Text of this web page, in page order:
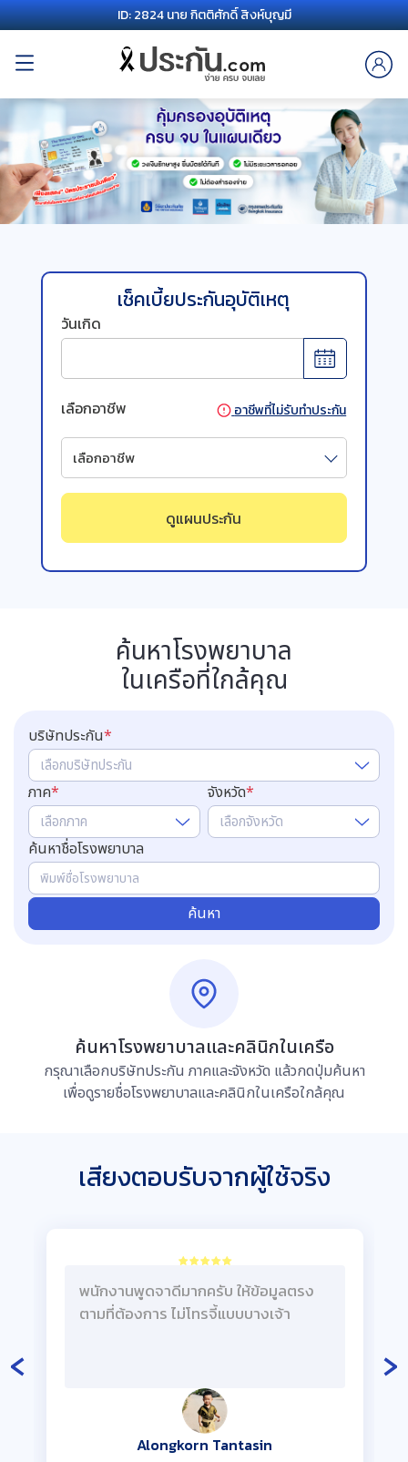
ID: 2824 นาย กิตติศักดิ์ สิงห์บุญมี
เช็คเบี้ยประกันอุบัติเหตุ
วันเกิด
เลือกอาชีพ อาชีพที่ไม่รับทำประกัน
เลือกอาชีพ
ดูแผนประกัน
ค้นหาโรงพยาบาล
ในเครือที่ใกล้คุณ
บริษัทประกัน*
เลือกบริษัทประกัน
ภาค*
เลือกภาค
จังหวัด*
เลือกจังหวัด
ค้นหาชื่อโรงพยาบาล
ค้นหา
ค้นหาโรงพยาบาลและคลินิกในเครือ
กรุณาเลือกบริษัทประกัน ภาคและจังหวัด แล้วกดปุ่มค้นหา
เพื่อดูรายชื่อโรงพยาบาลและคลินิกในเครือใกล้คุณ
เสียงตอบรับจากผู้ใช้จริง
พนักงานพูดจาดีมากครับ ให้ข้อมูลตรง
ตามที่ต้องการ ไม่โทรจี้แบบบางเจ้า
Alongkorn Tantasin
‹ ›